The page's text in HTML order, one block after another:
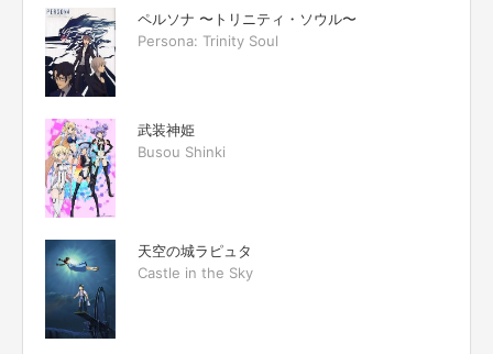
ペルソナ 〜トリニティ・ソウル〜
Persona: Trinity Soul
武装神姫
Busou Shinki
天空の城ラピュタ
Castle in the Sky